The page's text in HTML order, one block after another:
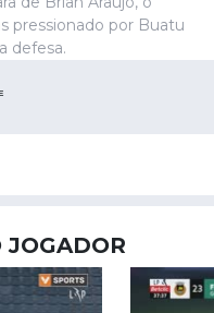
pressionado por Buatu
defesa.
JOGADOR